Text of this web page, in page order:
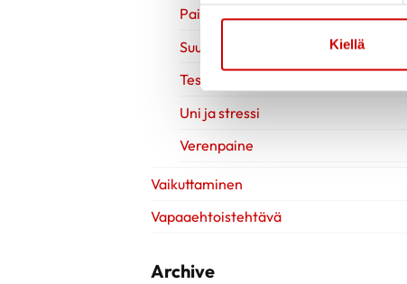
Kiellä
Painonhallinta
Suun terveys
Testit
Uni ja stressi
Verenpaine
Vaikuttaminen
Vapaaehtoistehtävä
Archive